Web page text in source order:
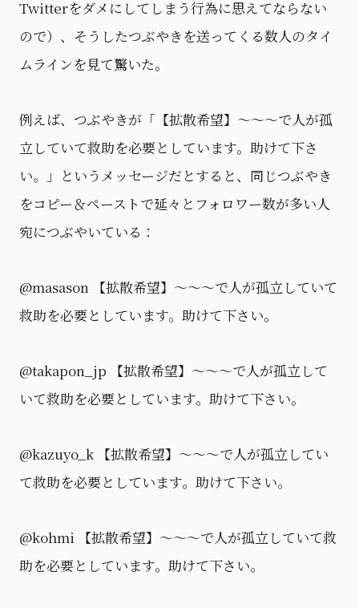
Twitterをダメにしてしまう行為に思えてならない
ので）、そうしたつぶやきを送ってくる数人のタイ
ムラインを見て驚いた。
例えば、つぶやきが「【拡散希望】〜〜〜で人が孤
立していて救助を必要としています。助けて下さ
い。」というメッセージだとすると、同じつぶやき
をコピー＆ペーストで延々とフォロワー数が多い人
宛につぶやいている：
@masason 【拡散希望】〜〜〜で人が孤立していて
救助を必要としています。助けて下さい。
@takapon_jp 【拡散希望】〜〜〜で人が孤立して
いて救助を必要としています。助けて下さい。
@kazuyo_k 【拡散希望】〜〜〜で人が孤立してい
て救助を必要としています。助けて下さい。
@kohmi 【拡散希望】〜〜〜で人が孤立していて救
助を必要としています。助けて下さい。